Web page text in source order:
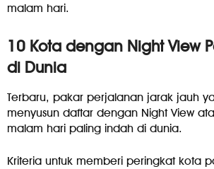
malam hari.
10 Kota dengan Night View
di Dunia
Terbaru, pakar perjalanan jarak jauh
menyusun daftar dengan Night View
malam hari paling indah di dunia.
Kriteria untuk memberi peringkat kota